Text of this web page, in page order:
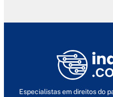
Especialistas em direitos do